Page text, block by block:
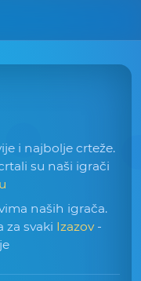
i najbolje crteže.
su naši igrači
naših igrača.
za svaki Izazov-